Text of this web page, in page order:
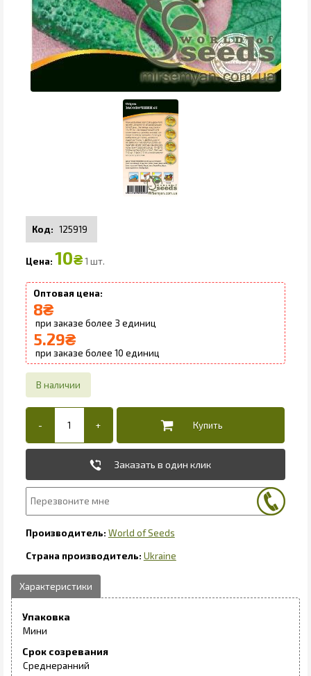
125919
10₴ 1 шт.
8₴
3
5.29₴
10
Заказать в один клик
World of Seeds
Ukraine
Упаковка
Мини
Срок созревания
Среднеранний